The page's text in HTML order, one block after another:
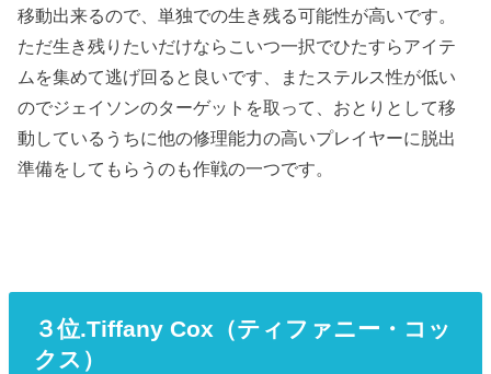
移動出来るので、単独での生き残る可能性が高いです。
ただ生き残りたいだけならこいつ一択でひたすらアイテ
ムを集めて逃げ回ると良いです、またステルス性が低い
のでジェイソンのターゲットを取って、おとりとして移
動しているうちに他の修理能力の高いプレイヤーに脱出
準備をしてもらうのも作戦の一つです。
３位.Tiffany Cox（ティファニー・コッ
クス）